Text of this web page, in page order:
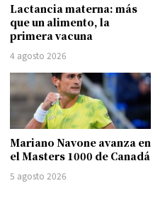
Lactancia materna: más
que un alimento, la
primera vacuna
4 agosto 2026
Mariano Navone avanza en
el Masters 1000 de Canadá
5 agosto 2026